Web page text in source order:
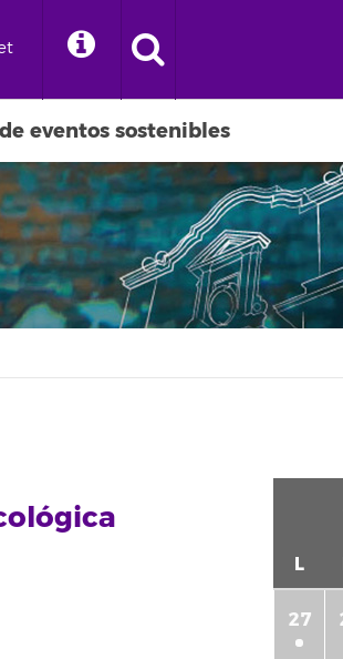
eventos sostenibles
L
27